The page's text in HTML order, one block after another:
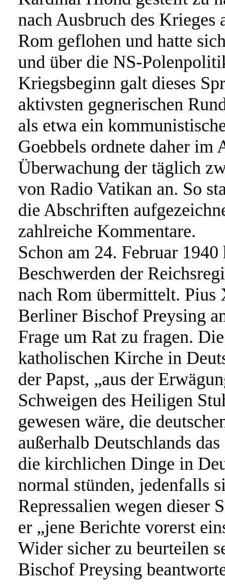
nach Ausbruch des Krieges
Rom geflohen und hatte
und über die NS-
Kriegsbeginn galt dieses
aktivsten gegnerischen
als etwa ein
Goebbels ordnete daher im
Überwachung der täglich
von Radio Vatikan an. So
die Abschriften
zahlreiche Kommentare.
Schon am 24. Februar
Beschwerden der
nach Rom übermittelt. Pius
Berliner Bischof Preysing
Frage um Rat zu fragen.
katholischen Kirche in
der Papst, „aus der
Schweigen des Heiligen
gewesen wäre, die
außerhalb Deutschlands
die kirchlichen Dinge in
normal stünden, jedenfalls
Repressalien wegen dieser
er „jene Berichte vorerst
Wider sicher zu beurteilen
Bischof Preysing